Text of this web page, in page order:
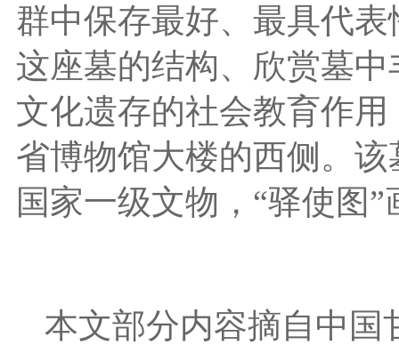
群中保存最好、最具代
这座墓的结构、欣赏墓
文化遗存的社会教育作
省博物馆大楼的西侧。
国家一级文物，“驿使图
本文部分内容摘自中国